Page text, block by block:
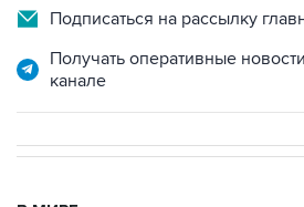
Получать оперативные